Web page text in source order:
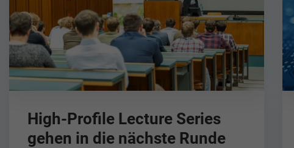
High-Profile Lecture Series
gehen in die nächste Runde